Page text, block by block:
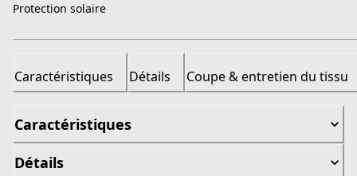
Protection solaire
Caractéristiques Détails Coupe & entretien du tissu
Caractéristiques
Détails